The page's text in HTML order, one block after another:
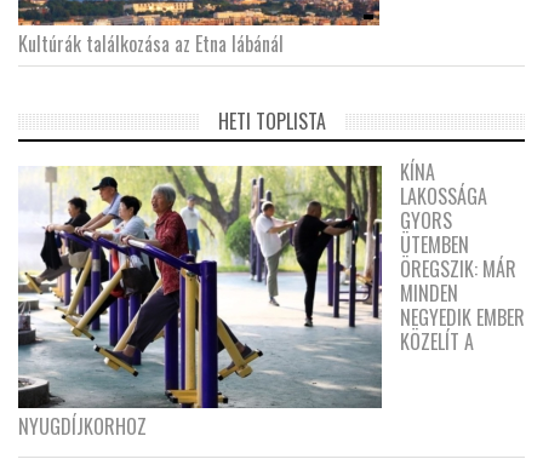
Kultúrák találkozása az Etna lábánál
HETI TOPLISTA
KÍNA
LAKOSSÁGA
GYORS
ÜTEMBEN
ÖREGSZIK: MÁR
MINDEN
NEGYEDIK EMBER
KÖZELÍT A
NYUGDÍJKORHOZ